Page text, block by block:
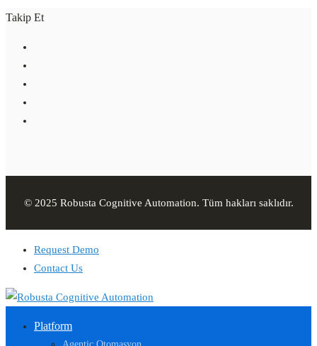
Takip Et
© 2025 Robusta Cognitive Automation. Tüm hakları saklıdır.
Request Demo
Contact Us
Platform